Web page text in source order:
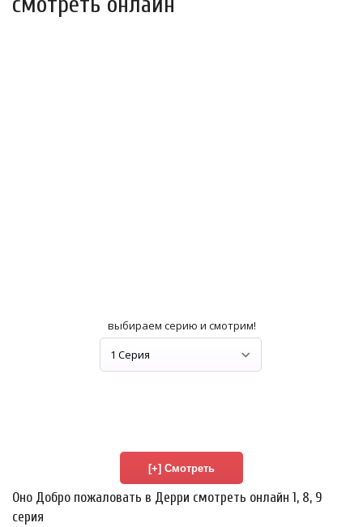
выбираем серию и смотрим!
Оно Добро пожаловать в Дерри смотреть онлайн 1, 8, 9
серия